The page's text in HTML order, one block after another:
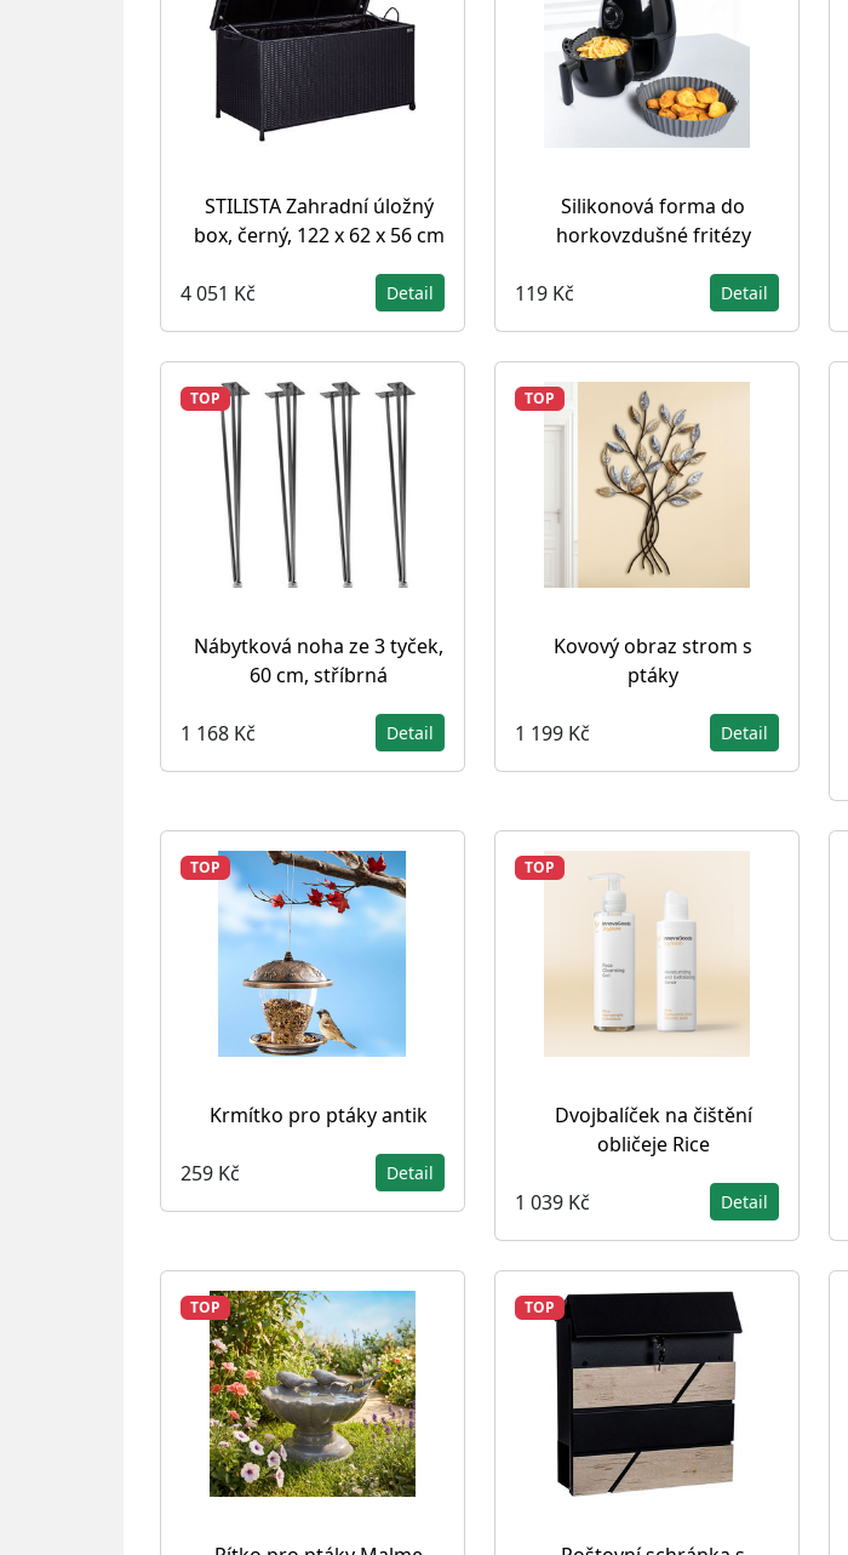
STILISTA Zahradní úložný
box, černý, 122 x 62 x 56 cm
4 051 Kč Detail
Silikonová forma do
horkovzdušné fritézy
119 Kč Detail
TOP
Nábytková noha ze 3 tyček,
60 cm, stříbrná
1 168 Kč Detail
TOP
Kovový obraz strom s
ptáky
1 199 Kč Detail
TOP
Krmítko pro ptáky antik
259 Kč Detail
TOP
Dvojbalíček na čištění
obličeje Rice
1 039 Kč Detail
TOP TOP